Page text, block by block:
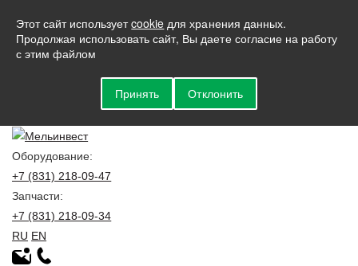
Этот сайт используетcookie для хранения данных.
Продолжая использовать сайт, Вы даете согласие на работу
с этим файлом
Принять Отклонить
Оборудование:
+7 (831) 218-09-47
Запчасти:
+7 (831) 218-09-34
RU EN